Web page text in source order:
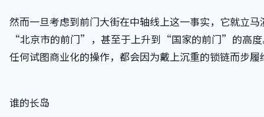
然而一旦考虑到前门大街在中轴线上这一事实，它就立马
“北京市的前门”，甚至于上升到“国家的前门”的高度
任何试图商业化的操作，都会因为戴上沉重的锁链而步履
谁的长岛